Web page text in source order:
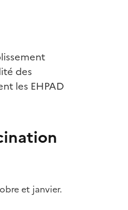
des
les EHPAD
et janvier.